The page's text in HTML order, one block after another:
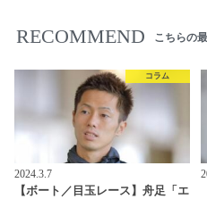
RECOMMEND こちらの
コラム
2024.3.7
【ボート／目玉レース】舟足「エ